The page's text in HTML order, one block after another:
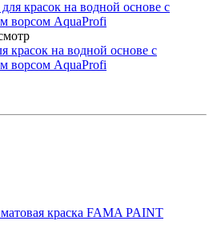
красок на водной основе с
ворсом AquaProfi